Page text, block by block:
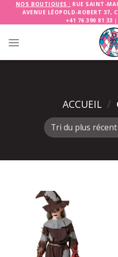
NOS BOUTIQUES : RUE SAINT-
AVENUE LÉOPOLD-ROBERT 37,
+41 76 390 81 33 |
ACCUEIL /